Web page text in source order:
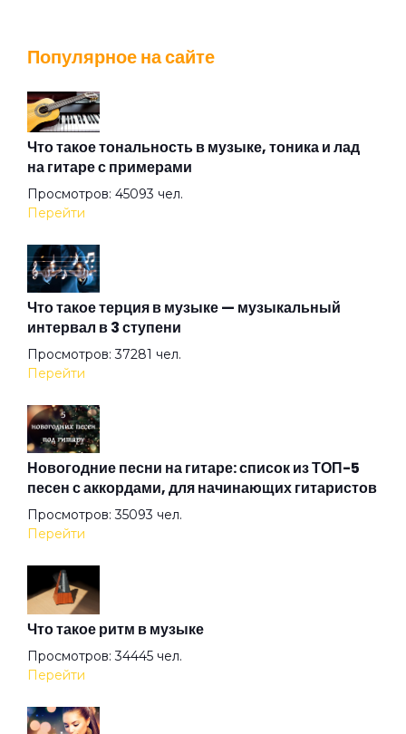
Джейн Доу
Дождь над Бензоколонкой
Ещё один день
Жалгыздык
Живой
Жизнь в полицейском государстве
За измену Родине
Запахи детства
Популярное на сайте
Что такое тональность в музыке, тоника и лад
на гитаре с примерами
Просмотров: 45093 чел.
Перейти
Что такое терция в музыке — музыкальный
интервал в 3 ступени
Просмотров: 37281 чел.
Перейти
Новогодние песни на гитаре: список из ТОП-5
песен с аккордами, для начинающих гитаристов
Просмотров: 35093 чел.
Перейти
Что такое ритм в музыке
Просмотров: 34445 чел.
Перейти